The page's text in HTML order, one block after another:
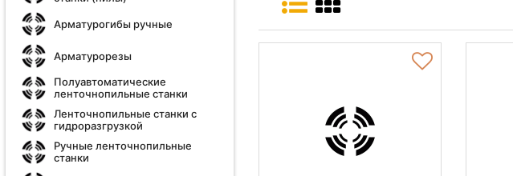
Арматурогибы ручные
Арматурорезы
Полуавтоматические
ленточнопильные станки
Ленточнопильные станки с
гидроразгрузкой
Ручные ленточнопильные
станки
Вся продукция STALEX
эргономикой, что гарантирует